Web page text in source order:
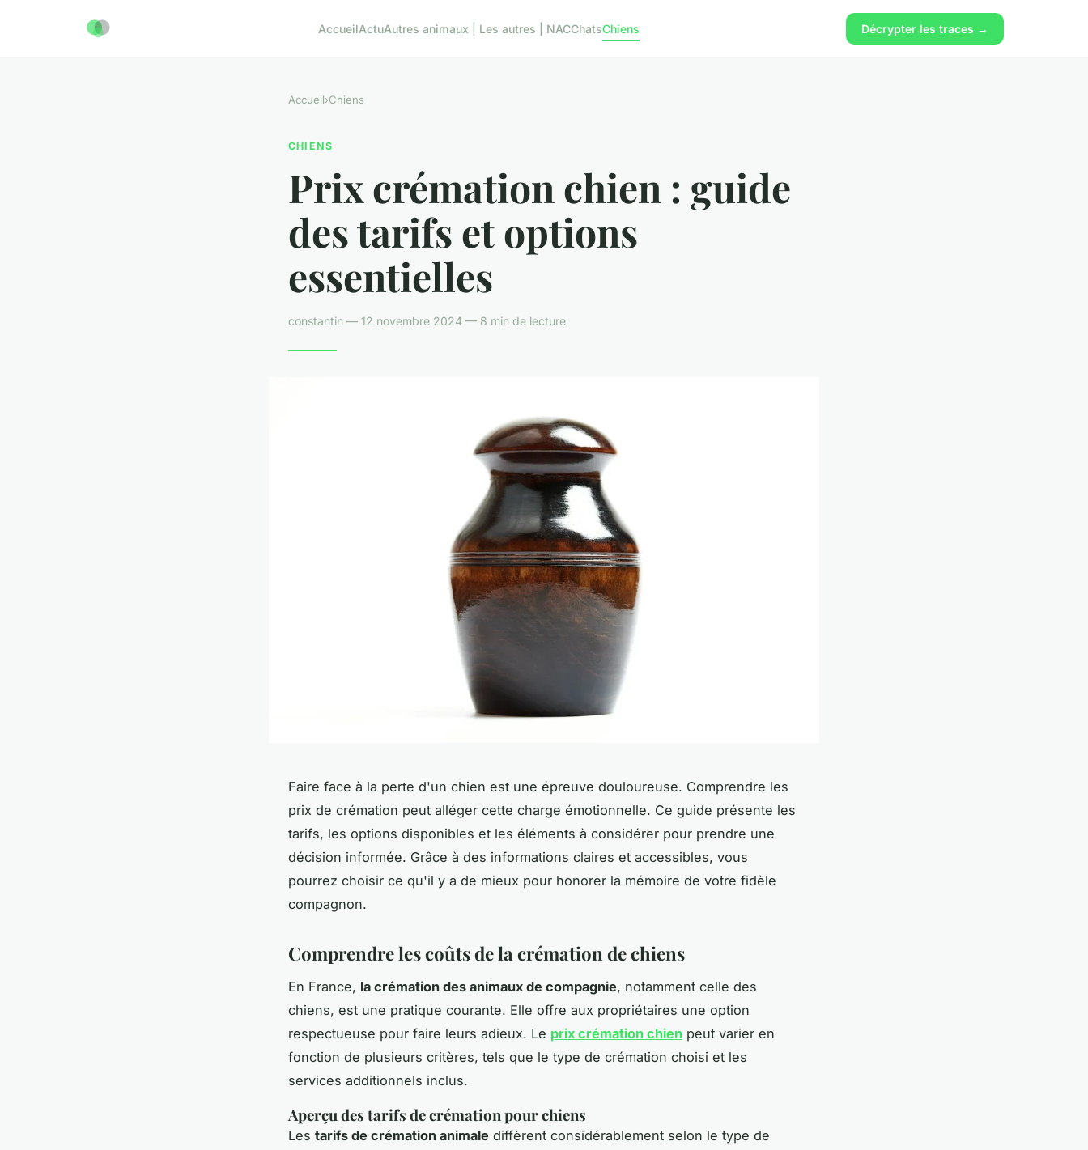
AccueilActuAutres animaux | Les autres | NACChatsChiens Décrypter les traces →
Accueil›Chiens
CHIENS
Prix crémation chien : guide
des tarifs et options
essentielles
constantin — 12 novembre 2024 — 8 min de lecture
Faire face à la perte d'un chien est une épreuve douloureuse. Comprendre les
prix de crémation peut alléger cette charge émotionnelle. Ce guide présente les
tarifs, les options disponibles et les éléments à considérer pour prendre une
décision informée. Grâce à des informations claires et accessibles, vous
pourrez choisir ce qu'il y a de mieux pour honorer la mémoire de votre fidèle
compagnon.
Comprendre les coûts de la crémation de chiens
En France, la crémation des animaux de compagnie, notamment celle des
chiens, est une pratique courante. Elle offre aux propriétaires une option
respectueuse pour faire leurs adieux. Le prix crémation chien peut varier en
fonction de plusieurs critères, tels que le type de crémation choisi et les
services additionnels inclus.
Aperçu des tarifs de crémation pour chiens
Les tarifs de crémation animale diffèrent considérablement selon le type de